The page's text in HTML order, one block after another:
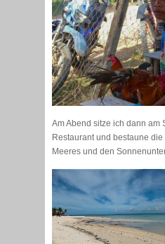
Am Abend sitze ich dann am
Restaurant und bestaune
Meeres und den